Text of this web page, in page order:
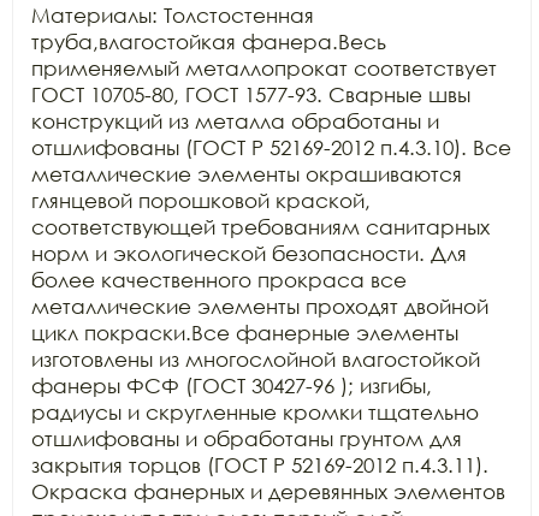
Материалы: Толстостенная
труба,влагостойкая фанера.Весь
применяемый металлопрокат соответствует
ГОСТ 10705-80, ГОСТ 1577-93. Сварные швы
конструкций из металла обработаны и
отшлифованы (ГОСТ Р 52169-2012 п.4.3.10). Все
металлические элементы окрашиваются
глянцевой порошковой краской,
соответствующей требованиям санитарных
норм и экологической безопасности. Для
более качественного прокраса все
металлические элементы проходят двойной
цикл покраски.Все фанерные элементы
изготовлены из многослойной влагостойкой
фанеры ФСФ (ГОСТ 30427-96 ); изгибы,
радиусы и скругленные кромки тщательно
отшлифованы и обработаны грунтом для
закрытия торцов (ГОСТ Р 52169-2012 п.4.3.11).
Окраска фанерных и деревянных элементов